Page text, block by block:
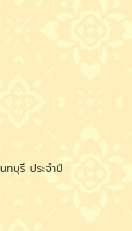
บุรี ประจำปี